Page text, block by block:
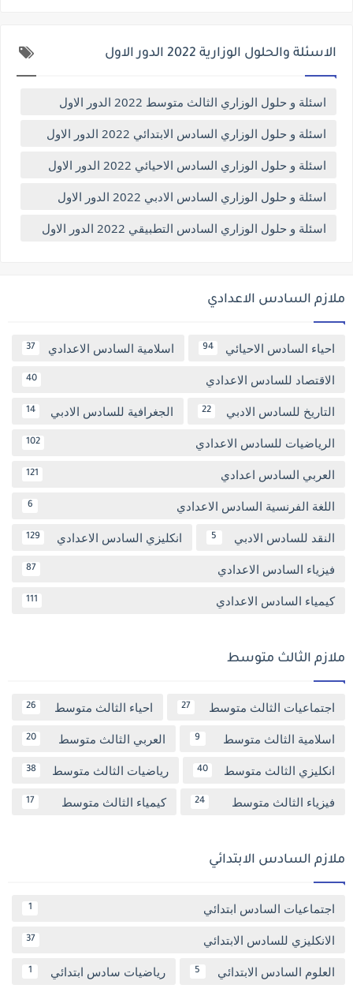
الاسئلة والحلول الوزارية 2022 الدور الاول
اسئلة و حلول الوزاري الثالث متوسط 2022 الدور الاول
اسئلة و حلول الوزاري السادس الابتدائي 2022 الدور الاول
اسئلة و حلول الوزاري السادس الاحيائي 2022 الدور الاول
اسئلة و حلول الوزاري السادس الادبي 2022 الدور الاول
اسئلة و حلول الوزاري السادس التطبيقي 2022 الدور الاول
ملازم السادس الاعدادي
احياء السادس الاحيائي 94 اسلامية السادس الاعدادي 37
الاقتصاد للسادس الاعدادي 40
التاريخ للسادس الادبي 22 الجغرافية للسادس الادبي 14
الرياضيات للسادس الاعدادي 102
العربي السادس اعدادي 121
اللغة الفرنسية السادس الاعدادي 6
النقد للسادس الادبي 5 انكليزي السادس الاعدادي 129
فيزياء السادس الاعدادي 87
كيمياء السادس الاعدادي 111
ملازم الثالث متوسط
اجتماعيات الثالث متوسط 27 احياء الثالث متوسط 26
اسلامية الثالث متوسط 9 العربي الثالث متوسط 20
انكليزي الثالث متوسط 40 رياضيات الثالث متوسط 38
فيزياء الثالث متوسط 24 كيمياء الثالث متوسط 17
ملازم السادس الابتدائي
اجتماعيات السادس ابتدائي 1
الانكليزي للسادس الابتدائي 37
العلوم السادس الابتدائي 5 رياضيات سادس ابتدائي 1